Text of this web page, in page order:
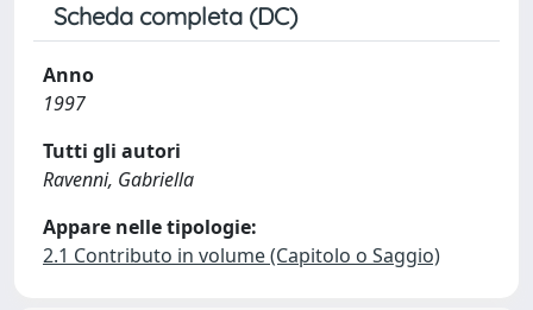
Scheda completa (DC)
Anno
1997
Tutti gli autori
Ravenni, Gabriella
Appare nelle tipologie:
2.1 Contributo in volume (Capitolo o Saggio)